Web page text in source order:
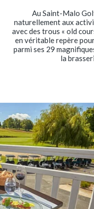
Au Saint-Malo
naturellement aux
avec des trous « old
en véritable repère
parmi ses 29
la